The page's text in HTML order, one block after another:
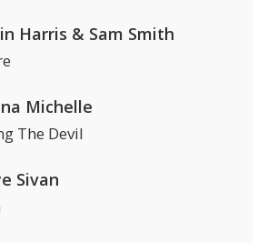
Harris & Sam Smith
Michelle
The Devil
Sivan